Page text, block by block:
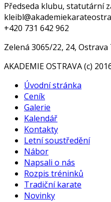
Předseda klubu, statutární
+420 731 642 962
Zelená 3065/22, 24, Ostrava
AKADEMIE OSTRAVA (c)
Úvodní stránka
Ceník
Galerie
Kalendář
Kontakty
Letní soustředění
Nábor
Napsali o nás
Rozpis tréninků
Tradiční karate
Novinky